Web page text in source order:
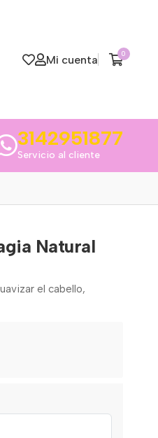
Mi cuenta 0
3142951877
Servicio al cliente
Natural
el cabello,